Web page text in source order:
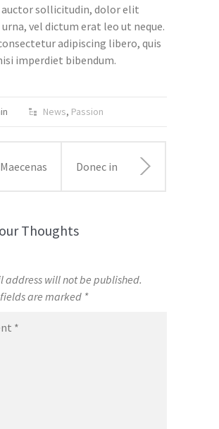
auctor sollicitudin, dolor elit
vel dictum erat leo ut neque.
adipiscing libero, quis
imperdiet bibendum.
News, Passion
Maecenas
metus
ut libero
Donec in
nisi fusce
ante
Thoughts
address will not be published.
are marked *
*